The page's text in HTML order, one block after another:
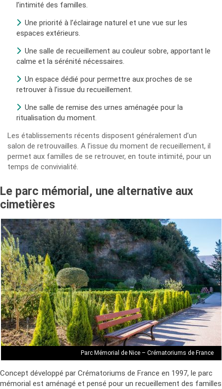
l’intimité des familles.
Une priorité à l’éclairage naturel et une vue sur les
espaces extérieurs.
Une salle de recueillement au couleur sobre, apportant le
calme et la sérénité nécessaires.
Un espace dédié pour permettre aux proches de se
retrouver à l’issue du recueillement.
Une salle de remise des urnes aménagée pour la
ritualisation du moment.
Les établissements récents disposent généralement d’un
salon de retrouvailles. A l’issue du moment de recueillement, il
permet aux familles de se retrouver, en toute intimité, pour un
temps de convivialité.
Le parc mémorial, une alternative aux
cimetières
Parc Mémorial de Nice – Crématoriums de France
Concept développé par Crématoriums de France en 1997, le parc
mémorial est aménagé et pensé pour un recueillement des familles